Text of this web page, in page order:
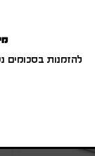
להזמנות בסכומים